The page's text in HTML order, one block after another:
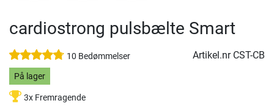
cardiostrong pulsbælte Smart
10 Bedømmelser Artikel.nr CST-CB
På lager
3x Fremragende